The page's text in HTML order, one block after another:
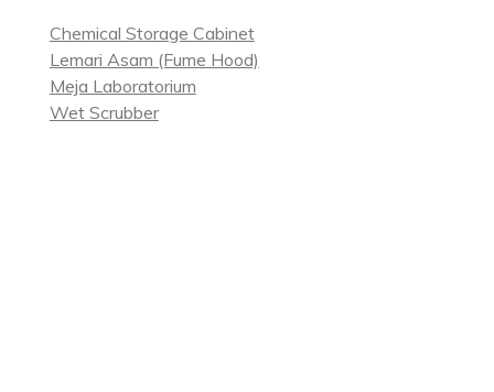
Chemical Storage Cabinet
Lemari Asam (Fume Hood)
Meja Laboratorium
Wet Scrubber